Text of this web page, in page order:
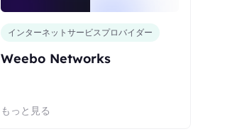
インターネットサービスプロバイダー
Weebo Networks
もっと見る